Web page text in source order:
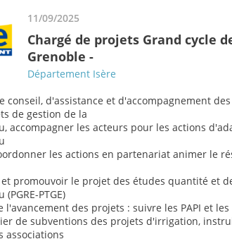
11/09/2025
Chargé de projets Grand cycle
Grenoble -
Département Isère
conseil, d'assistance et d'accompagnement
de gestion de la
accompagner les acteurs pour les actions
les actions en partenariat animer le
promouvoir le projet des études quantité et
PTGE)
des projets : suivre les PAPI et les
de subventions des projets d'irrigation,
associations